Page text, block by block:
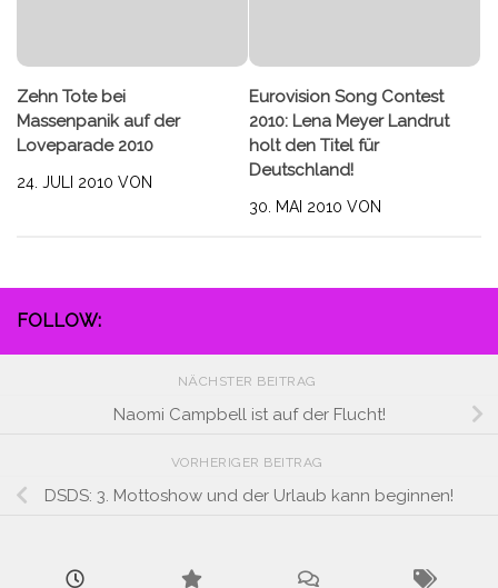
Zehn Tote bei
Massenpanik auf der
Loveparade 2010
24. JULI 2010 VON
Eurovision Song Contest
2010: Lena Meyer Landrut
holt den Titel für
Deutschland!
30. MAI 2010 VON
FOLLOW:
NÄCHSTER BEITRAG
Naomi Campbell ist auf der Flucht!
VORHERIGER BEITRAG
DSDS: 3. Mottoshow und der Urlaub kann beginnen!